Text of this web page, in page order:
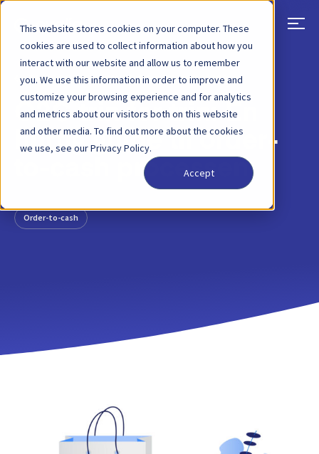
This website stores cookies on your computer. These
cookies are used to collect information about how you
interact with our website and allow us to remember
you. We use this information in order to improve and
customize your browsing experience and for analytics
and metrics about our visitors both on this website
and other media. To find out more about the cookies
we use, see our Privacy Policy.
Accept
TILBAGE BLOGINDLÆG 30 MAR, 2022
O2C trin for trin: En
hurtig guide til order-
to-cash processen
Order-to-cash